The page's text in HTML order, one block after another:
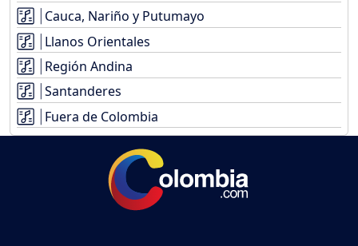
Cauca, Nariño y Putumayo
Llanos Orientales
Región Andina
Santanderes
Fuera de Colombia